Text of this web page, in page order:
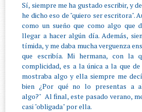
Sí, siempre me ha gustado escribir, y
he dicho eso de "quiero ser escritora".
como un sueño que como algo que
llegar a hacer algún día. Además,
tímida, y me daba mucha verguenza
que escribía. Mi hermana, con la
complicidad, es a la única a la que
mostraba algo y ella siempre me
bien ¿Por qué no lo presentas a
algo?" Al final, este pasado verano,
casi "obligada" por ella.